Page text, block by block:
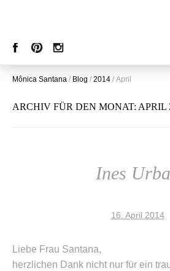
Mônica Santana / Blog / 2014 / April
ARCHIV FÜR DEN MONAT: APRIL
Ines
16. April 2014
Liebe Frau Santana,
herzlichen Dank nicht nur für ein